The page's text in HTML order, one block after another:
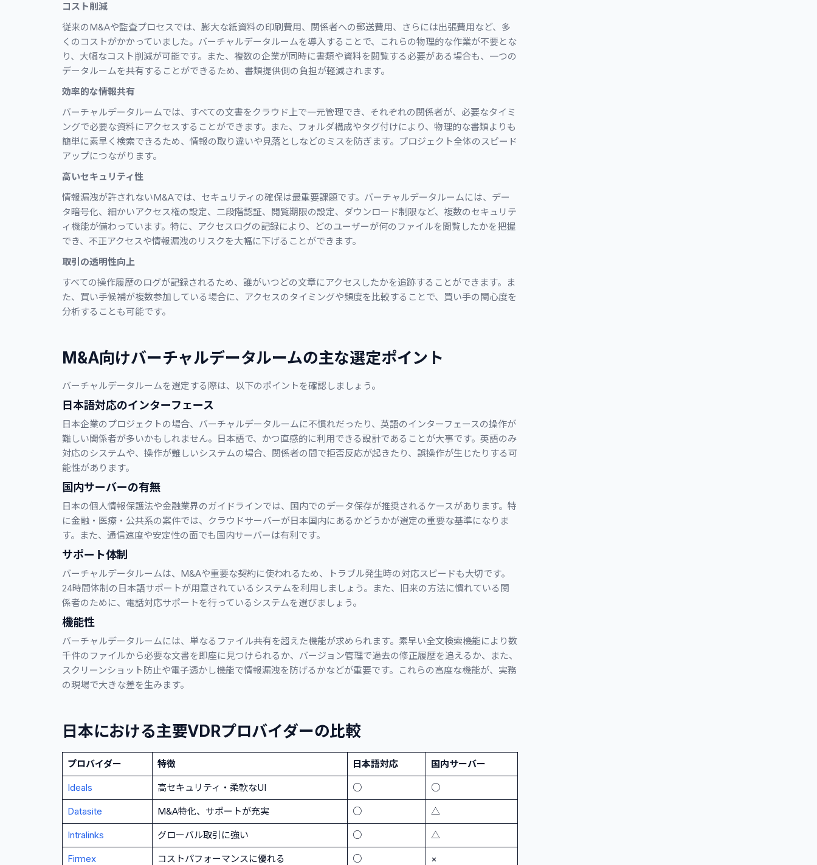
コスト削減
従来のM&Aや監査プロセスでは、膨大な紙資料の印刷費用、関係者への郵送費用、さらには出張費用など、多
くのコストがかかっていました。バーチャルデータルームを導入することで、これらの物理的な作業が不要とな
り、大幅なコスト削減が可能です。また、複数の企業が同時に書類や資料を閲覧する必要がある場合も、一つの
データルームを共有することができるため、書類提供側の負担が軽減されます。
効率的な情報共有
バーチャルデータルームでは、すべての文書をクラウド上で一元管理でき、それぞれの関係者が、必要なタイミ
ングで必要な資料にアクセスすることができます。また、フォルダ構成やタグ付けにより、物理的な書類よりも
簡単に素早く検索できるため、情報の取り違いや見落としなどのミスを防ぎます。プロジェクト全体のスピード
アップにつながります。
高いセキュリティ性
情報漏洩が許されないM&Aでは、セキュリティの確保は最重要課題です。バーチャルデータルームには、デー
タ暗号化、細かいアクセス権の設定、二段階認証、閲覧期限の設定、ダウンロード制限など、複数のセキュリテ
ィ機能が備わっています。特に、アクセスログの記録により、どのユーザーが何のファイルを閲覧したかを把握
でき、不正アクセスや情報漏洩のリスクを大幅に下げることができます。
取引の透明性向上
すべての操作履歴のログが記録されるため、誰がいつどの文章にアクセスしたかを追跡することができます。ま
た、買い手候補が複数参加している場合に、アクセスのタイミングや頻度を比較することで、買い手の関心度を
分析することも可能です。
M&A向けバーチャルデータルームの主な選定ポイント
バーチャルデータルームを選定する際は、以下のポイントを確認しましょう。
日本語対応のインターフェース
日本企業のプロジェクトの場合、バーチャルデータルームに不慣れだったり、英語のインターフェースの操作が
難しい関係者が多いかもしれません。日本語で、かつ直感的に利用できる設計であることが大事です。英語のみ
対応のシステムや、操作が難しいシステムの場合、関係者の間で拒否反応が起きたり、誤操作が生じたりする可
能性があります。
国内サーバーの有無
日本の個人情報保護法や金融業界のガイドラインでは、国内でのデータ保存が推奨されるケースがあります。特
に金融・医療・公共系の案件では、クラウドサーバーが日本国内にあるかどうかが選定の重要な基準になりま
す。また、通信速度や安定性の面でも国内サーバーは有利です。
サポート体制
バーチャルデータルームは、M&Aや重要な契約に使われるため、トラブル発生時の対応スピードも大切です。
24時間体制の日本語サポートが用意されているシステムを利用しましょう。また、旧来の方法に慣れている関
係者のために、電話対応サポートを行っているシステムを選びましょう。
機能性
バーチャルデータルームには、単なるファイル共有を超えた機能が求められます。素早い全文検索機能により数
千件のファイルから必要な文書を即座に見つけられるか、バージョン管理で過去の修正履歴を追えるか、また、
スクリーンショット防止や電子透かし機能で情報漏洩を防げるかなどが重要です。これらの高度な機能が、実務
の現場で大きな差を生みます。
日本における主要VDRプロバイダーの比較
プロバイダー 特徴 日本語対応 国内サーバー
Ideals 高セキュリティ・柔軟なUI ○ ○
Datasite M&A特化、サポートが充実 ○ △
Intralinks グローバル取引に強い ○ △
Firmex コストパフォーマンスに優れる ○ ×